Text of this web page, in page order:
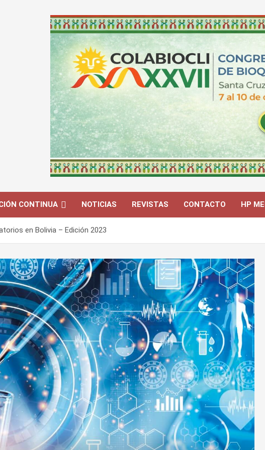
CONTINUA NOTICIAS REVISTAS CONTACTO HP
en Bolivia – Edición 2023